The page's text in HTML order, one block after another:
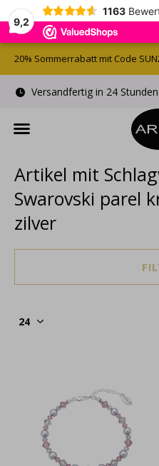
9,2
1163
Versandfertig in 24 Stunden
20% Sommerrabatt mit Code
Artikel mit
Swarovski parel
zilver